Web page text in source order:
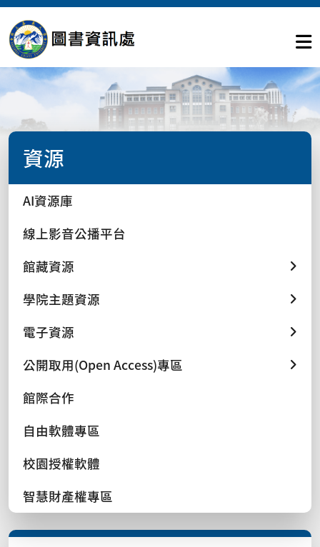
資源
AI資源庫
線上影音公播平台
館藏資源
學院主題資源
電子資源
公開取用(Open Access)專區
館際合作
自由軟體專區
校園授權軟體
智慧財產權專區